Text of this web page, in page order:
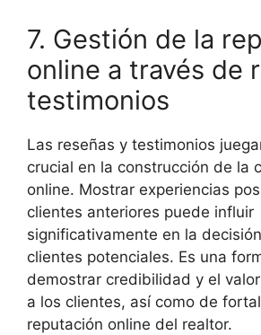
7. Gestión de la
online a través de
testimonios
Las reseñas y testimonios
crucial en la construcción de la
online. Mostrar experiencias
clientes anteriores puede influir
significativamente en la
clientes potenciales. Es una
demostrar credibilidad y el
a los clientes, así como de
reputación online del realtor.